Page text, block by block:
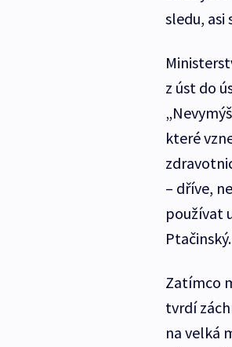
sledu,
z úst do
které
– dříve,
používat
Ptačinský.
Zatímco
tvrdí
na velká